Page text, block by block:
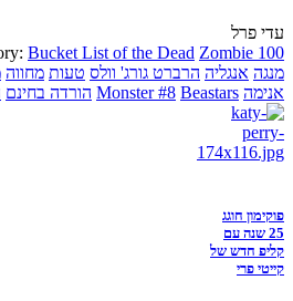
עדי פרל
Bucket List of the Dead Zombie 100
מנגה אנגליה הרברט גורג' וולס טעות מחווה
אנימה
Monster #8 Beastars הורדה בחינם
פוקימון חוגג
25 שנה עם
קליפ חדש של
קייטי פרי